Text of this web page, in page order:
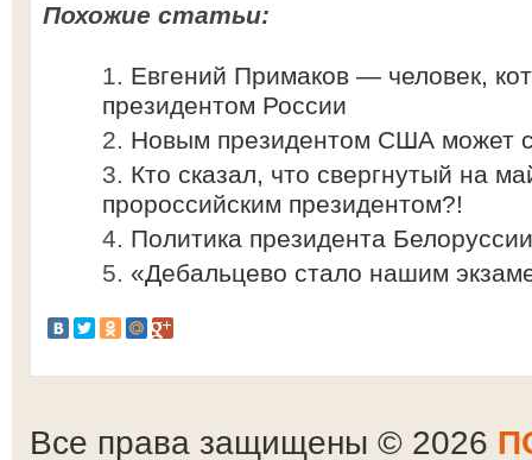
Похожие статьи:
Евгений Примаков — человек,
президентом России
Новым президентом США может
Кто сказал, что свергнутый на
пророссийским президентом?!
Политика президента
«Дебальцево стало нашим
Все права защищены © 2026